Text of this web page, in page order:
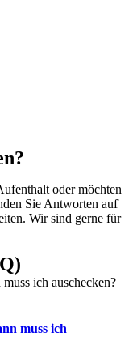
oder möchten
Sie Antworten auf
Wir sind gerne für
ich auschecken?
muss ich